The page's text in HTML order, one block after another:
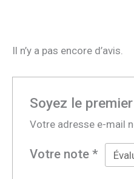
Il n’y a pas encore d’avis.
Soyez le
Votre adresse e-mail
Votre note*